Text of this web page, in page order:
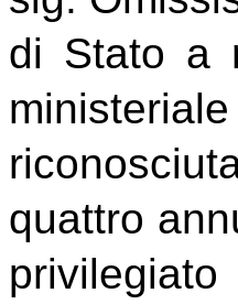
di Stato a
quattro